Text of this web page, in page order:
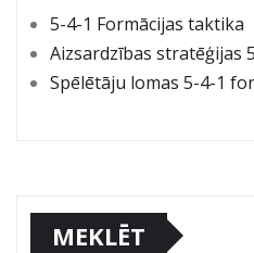
5-4-1 Formācijas taktika
Aizsardzības stratēģijas
Spēlētāju lomas 5-4-1
MEKLĒT